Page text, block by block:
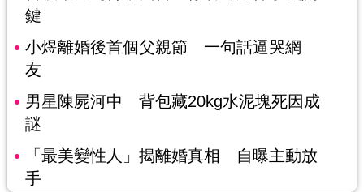
鍵
小煜離婚後首個父親節 一句話逼哭網
友
男星陳屍河中 背包藏20kg水泥塊死因成
謎
「最美變性人」揭離婚真相 自曝主動放
手